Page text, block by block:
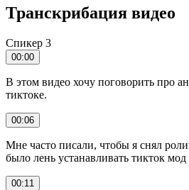
Транскрибация видео
Спикер 3
00:00
В этом видео хочу поговорить про
тиктоке.
00:06
Мне часто писали, чтобы я снял
было лень устанавливать тикток
00:11